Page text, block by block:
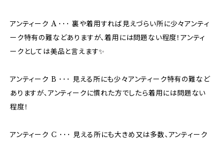
アンティーク A ･･･ 裏や着用すれば見えづらい所に少々アンティ
ーク特有の難などありますが、着用には問題ない程度！アンティ
ークとしては美品と言えます✨
アンティーク B ･･･ 見える所にも少々アンティーク特有の難など
ありますが、アンティークに慣れた方でしたら着用には問題ない
程度！
アンティーク C ･･･ 見える所にも大きめ又は多数、アンティーク